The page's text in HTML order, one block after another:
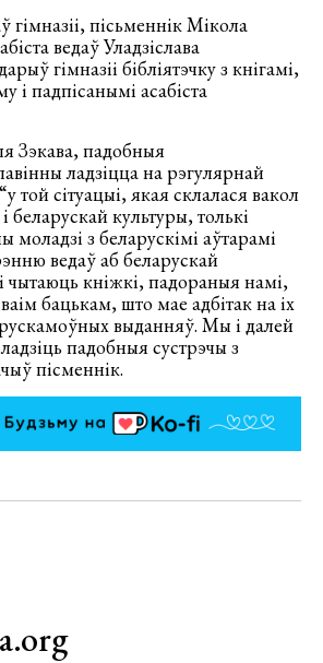
гімназіі, пісьменнік Мікола
ведаў Уладзіслава
гімназіі бібліятэчку з кнігамі,
і падпісанымі асабіста
Зэкава, падобныя
ладзіцца на рэгулярнай
той сітуацыі, якая склалася вакол
беларускай культуры, толькі
моладзі з беларускімі аўтарамі
ведаў аб беларускай
чытаюць кніжкі, падораныя намі,
бацькам, што мае адбітак на іх
выданняў. Мы і далей
падобныя сустрэчы з
пісменнік.